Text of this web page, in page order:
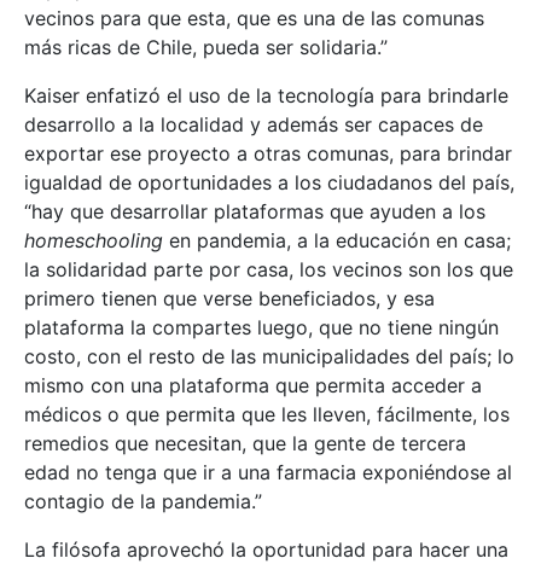
vecinos para que esta, que es una de las comunas
más ricas de Chile, pueda ser solidaria.”
Kaiser enfatizó el uso de la tecnología para brindarle
desarrollo a la localidad y además ser capaces de
exportar ese proyecto a otras comunas, para brindar
igualdad de oportunidades a los ciudadanos del país,
“hay que desarrollar plataformas que ayuden a los
homeschooling en pandemia, a la educación en casa;
la solidaridad parte por casa, los vecinos son los que
primero tienen que verse beneficiados, y esa
plataforma la compartes luego, que no tiene ningún
costo, con el resto de las municipalidades del país; lo
mismo con una plataforma que permita acceder a
médicos o que permita que les lleven, fácilmente, los
remedios que necesitan, que la gente de tercera
edad no tenga que ir a una farmacia exponiéndose al
contagio de la pandemia.”
La filósofa aprovechó la oportunidad para hacer una